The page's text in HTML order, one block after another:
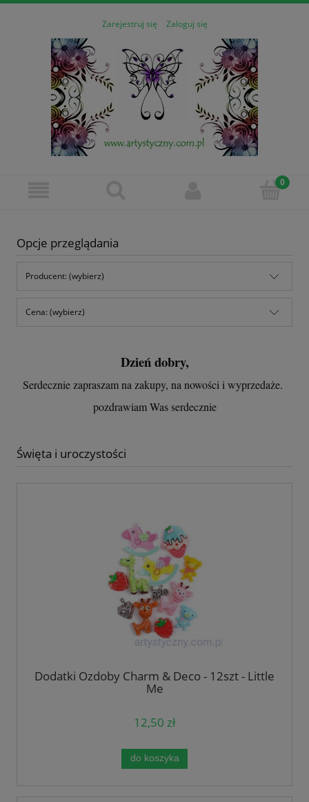
Zarejestruj się Zaloguj się
Opcje przeglądania
Producent: (wybierz)
Cena: (wybierz)
Dzień dobry,
Serdecznie zapraszam na zakupy, na nowości i wyprzedaże.
pozdrawiam Was serdecznie
Święta i uroczystości
Dodatki Ozdoby Charm & Deco - 12szt - Little
Me
12,50 zł
do koszyka